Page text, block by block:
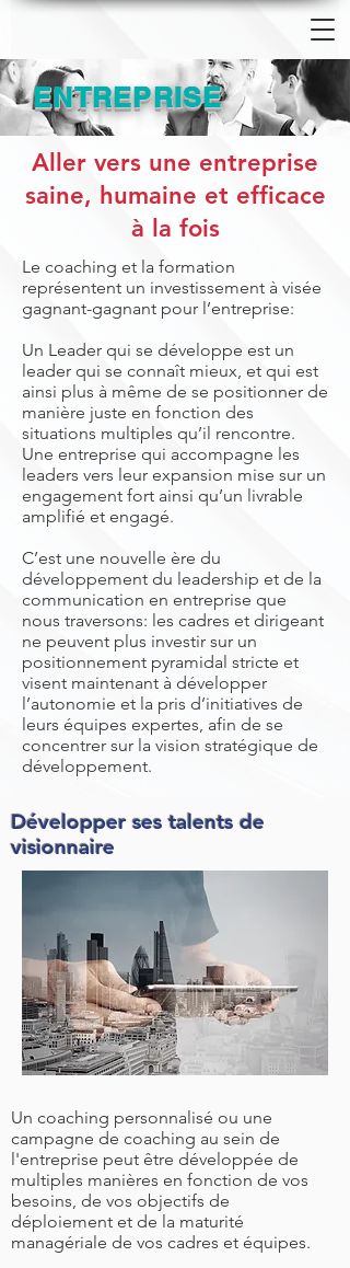
ENTREPRISE
Aller vers une entreprise
saine, humaine et efficace
à la fois
Le coaching et la formation
représentent un investissement à visée
gagnant-gagnant pour l’entreprise:
Un Leader qui se développe est un
leader qui se connaît mieux, et qui est
ainsi plus à même de se positionner de
manière juste en fonction des
situations multiples qu’il rencontre.
Une entreprise qui accompagne les
leaders vers leur expansion mise sur un
engagement fort ainsi qu’un livrable
amplifié et engagé.
C’est une nouvelle ère du
développement du leadership et de la
communication en entreprise que
nous traversons: les cadres et dirigeant
ne peuvent plus investir sur un
positionnement pyramidal stricte et
visent maintenant à développer
l’autonomie et la pris d’initiatives de
leurs équipes expertes, afin de se
concentrer sur la vision stratégique de
développement.
Développer ses talents de
visionnaire
Un coaching personnalisé ou une
campagne de coaching au sein de
l'entreprise peut être développée de
multiples manières en fonction de vos
besoins, de vos objectifs de
déploiement et de la maturité
managériale de vos cadres et équipes.